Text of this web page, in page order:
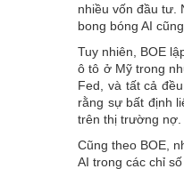
nhiều vốn đầu tư.
bong bóng AI
Tuy nhiên, BOE
ô tô ở Mỹ trong
Fed, và tất cả
rằng sự bất định
trên thị trường nợ.
Cũng theo BOE,
AI trong các chỉ